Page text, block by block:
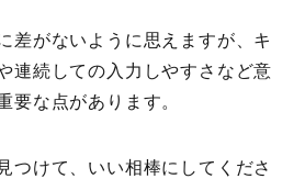
差がないように思えますが、キ
連続しての入力しやすさなど意
要な点があります。
つけて、いい相棒にしてくださ